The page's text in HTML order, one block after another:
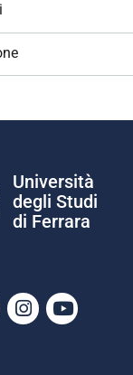
Università
degli Studi
di Ferrara
Instagram
Youtube